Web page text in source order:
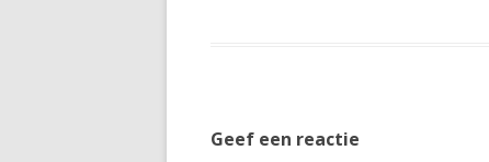
Geef een reactie